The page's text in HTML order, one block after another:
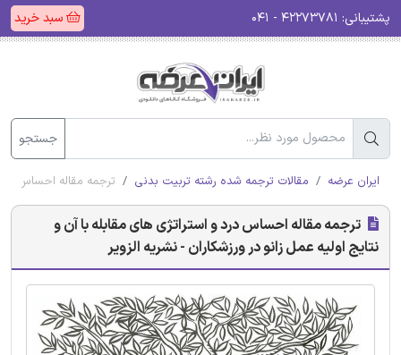
پشتیبانی: سبد خرید
جستجو
ایران عرضه مقالات ترجمه شده رشته تربیت بدنی ترجمه مقاله احساس درد
ترجمه مقاله احساس درد و استراتژی های مقابله با آن و
نتایج اولیه عمل زانو در ورزشکاران - نشریه الزویر